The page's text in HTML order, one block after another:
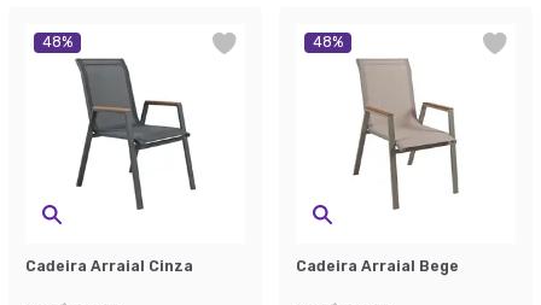
48%
Cadeira Arraial Cinza
48%
Cadeira Arraial Bege